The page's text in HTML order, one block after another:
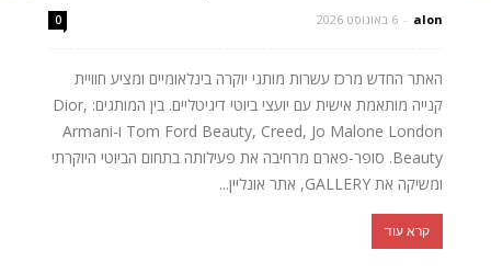
alon
- 6 באוגוסט 2026 0
האתר החדש מרכז עשרות מותגי יוקרה בינלאומיים ומציע חוויית
קנייה מותאמת אישית עם יועצי ביוטי דיגיטליים. בין המותגים: Dior,
Tom Ford Beauty, Creed, Jo Malone London ו-Armani
Beauty. סופר-פארם מרחיבה את פעילותה בתחום הביוטי היוקרתי
ומשיקה את GALLERY, אתר אונליין...
קרא עוד